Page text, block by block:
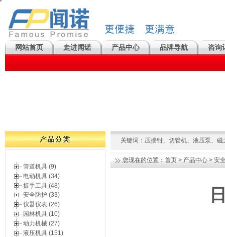
网站首页 走进闻诺 产品中心 品牌导航 咨询
管道机具 (9)
电动机具 (34)
扳手工具 (48)
安全防护 (33)
仪器仪表 (26)
园林机具 (10)
动力机械 (27)
液压机具 (151)
关键词： 压接钳、 切管机、 液压泵、 磁
您现在的位置： 首页 > 产品中心 > 安